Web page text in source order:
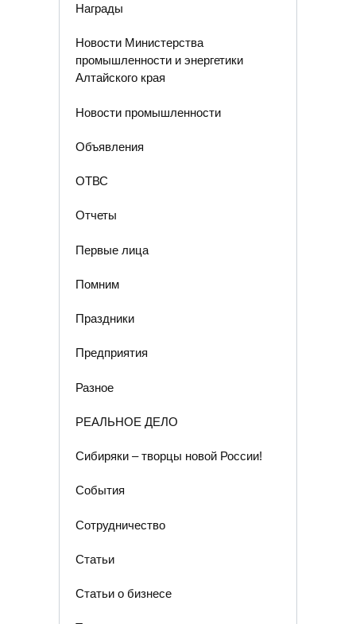
Награды
Новости Министерства
промышленности и энергетики
Алтайского края
Новости промышленности
Объявления
ОТВС
Отчеты
Первые лица
Помним
Праздники
Предприятия
Разное
РЕАЛЬНОЕ ДЕЛО
Сибиряки – творцы новой России!
События
Сотрудничество
Статьи
Статьи о бизнесе